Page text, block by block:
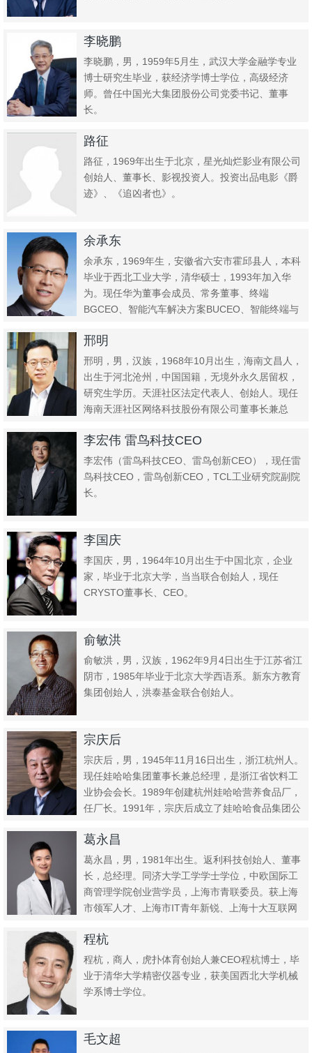
李晓鹏
李晓鹏，男，1959年5月生，武汉大学金融学专业
博士研究生毕业，获经济学博士学位，高级经济
师。曾任中国光大集团股份公司党委书记、董事
长。
路征
路征，1969年出生于北京，星光灿烂影业有限公司
创始人、董事长、影视投资人。投资出品电影《爵
迹》、《追凶者也》。
余承东
余承东，1969年生，安徽省六安市霍邱县人，本科
毕业于西北工业大学，清华硕士，1993年加入华
为。现任华为董事会成员、常务董事、终端
BGCEO、智能汽车解决方案BUCEO、智能终端与
邢明
邢明，男，汉族，1968年10月出生，海南文昌人，
出生于河北沧州，中国国籍，无境外永久居留权，
研究生学历。天涯社区法定代表人、创始人。现任
海南天涯社区网络科技股份有限公司董事长兼总
李宏伟 雷鸟科技CEO
李宏伟（雷鸟科技CEO、雷鸟创新CEO），现任雷
鸟科技CEO，雷鸟创新CEO，TCL工业研究院副院
长。
李国庆
李国庆，男，1964年10月出生于中国北京，企业
家，毕业于北京大学，当当联合创始人，现任
CRYSTO董事长、CEO。
俞敏洪
俞敏洪，男，汉族，1962年9月4日出生于江苏省江
阴市，1985年毕业于北京大学西语系。新东方教育
集团创始人，洪泰基金联合创始人。
宗庆后
宗庆后，男，1945年11月16日出生，浙江杭州人。
现任娃哈哈集团董事长兼总经理，是浙江省饮料工
业协会会长。1989年创建杭州娃哈哈营养食品厂，
任厂长。1991年，宗庆后成立了娃哈哈食品集团公
葛永昌
葛永昌，男，1981年出生。返利科技创始人、董事
长，总经理。同济大学工学学士学位，中欧国际工
商管理学院创业营学员，上海市青联委员。获上海
市领军人才、上海市IT青年新锐、上海十大互联网
程杭
程杭，商人，虎扑体育创始人兼CEO程杭博士，毕
业于清华大学精密仪器专业，获美国西北大学机械
学系博士学位。
毛文超